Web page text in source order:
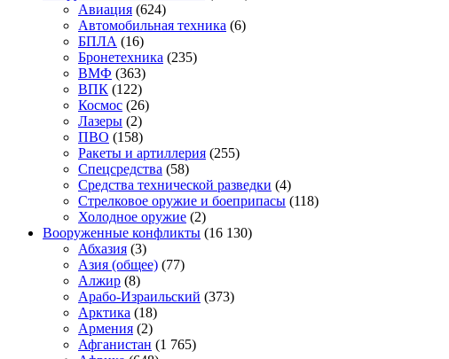
Авиация (624)
Автомобильная техника (6)
БПЛА (16)
Бронетехника (235)
ВМФ (363)
ВПК (122)
Космос (26)
Лазеры (2)
ПВО (158)
Ракеты и артиллерия (255)
Спецсредства (58)
Средства технической разведки (4)
Стрелковое оружие и боеприпасы (118)
Холодное оружие (2)
Вооруженные конфликты (16 130)
Абхазия (3)
Азия (общее) (77)
Алжир (8)
Арабо-Израильский (373)
Арктика (18)
Армения (2)
Афганистан (1 765)